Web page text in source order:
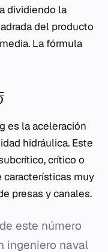
dividiendo la
del producto
La fórmula
g es la aceleración
hidráulica. Este
crítico o
características muy
presas y canales.
este número
ingeniero naval